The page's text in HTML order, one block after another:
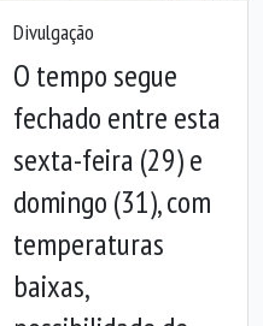
Divulgação
O tempo segue
fechado entre esta
sexta-feira (29) e
domingo (31), com
temperaturas
baixas,
Anterior